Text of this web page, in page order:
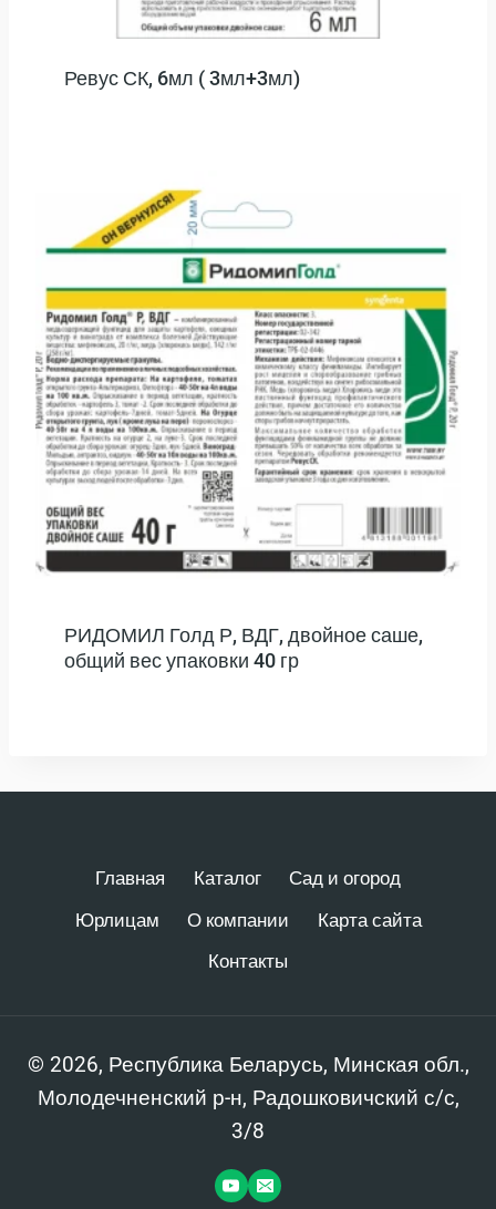
Ревус СК, 6мл ( 3мл+3мл)
РИДОМИЛ Голд Р, ВДГ, двойное саше,
общий вес упаковки 40 гр
Главная Каталог
Сад и огород
Юрлицам
О компании
Карта сайта
Контакты
© 2026, Республика Беларусь, Минская обл.,
Молодечненский р-н, Радошковичский с/с,
3/8